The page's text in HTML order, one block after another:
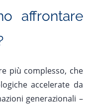
affrontare
più complesso, che
accelerate da
generazionali –